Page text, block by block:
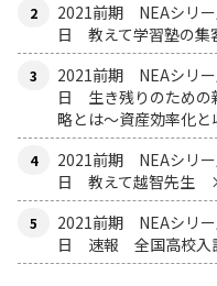
2021前期 NEAシリ
日 教えて学習塾の集
2021前期 NEAシリ
日 生き残りのための
略とは〜資産効率化と
2021前期 NEAシリ
日 教えて越智先生
2021前期 NEAシリ
日 速報 全国高校入